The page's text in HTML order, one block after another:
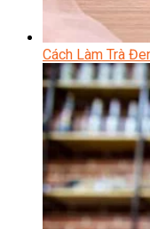
Cách Làm Trà